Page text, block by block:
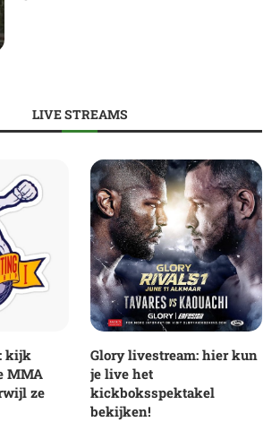
LIVE STREAMS
kijk
MMA
ze
Glory livestream: hier kun
je live het
kickboksspektakel
bekijken!